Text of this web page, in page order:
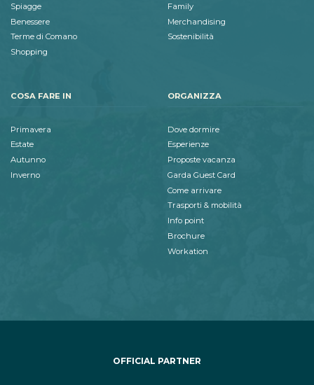
Spiagge
Benessere
Terme di Comano
Shopping
Family
Merchandising
Sostenibilità
COSA FARE IN
Primavera
Estate
Autunno
Inverno
ORGANIZZA
Dove dormire
Esperienze
Proposte vacanza
Garda Guest Card
Come arrivare
Trasporti & mobilità
Info point
Brochure
Workation
OFFICIAL PARTNER